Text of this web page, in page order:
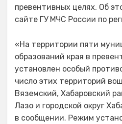
превентивных целях. Об
сайте ГУ МЧС России по
«На территории пяти
образований края в
установлен особый
число этих территорий
Вяземский, Хабаровский
Лазо и городской округ
в сообщении. Режим